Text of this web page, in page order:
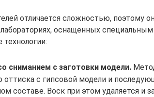
отличается сложностью, поэтому
лабораториях, оснащенных
сниманием с заготовки модели.
оттиска с гипсовой модели и
составе. Воск при этом удаляется и